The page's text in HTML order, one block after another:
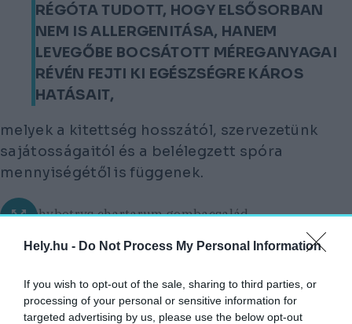
Hely.hu - Do Not Process My Personal Information
If you wish to opt-out of the sale, sharing to third parties, or
processing of your personal or sensitive information for
targeted advertising by us, please use the below opt-out
RÉGÓTA TUDOTT, HOGY ELSŐSORBAN
NEM IS ALLERGENITÁSA, HANEM
LEVEGŐBE BOCSÁTOTT MÉREGANYAGAI
RÉVÉN FEJTI KI EGÉSZSÉGRE KÁROS
HATÁSAIT,
melyek a kitettség hosszától, szervezetünk
sajátosságaitól és a belélegzett spóra
mennyiségétől is függenek.
A Stachybotrys chartarum gombacsalád
Megelőzés, megoldás
Következményei között szénanáthától
kezdve, a kötőhártya-gyulladáson át,